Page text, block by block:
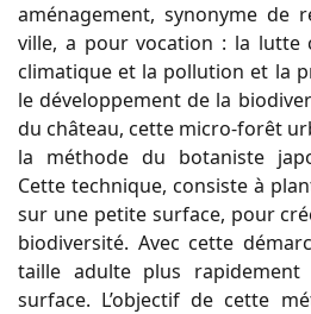
aménagement, synonyme de
ville, a pour vocation : la lutte
climatique et la pollution et la
le développement de la
du château, cette micro-forêt
la méthode du botaniste
Cette technique, consiste à
sur une petite surface, pour
biodiversité. Avec cette
taille adulte plus
surface. L’objectif de cette